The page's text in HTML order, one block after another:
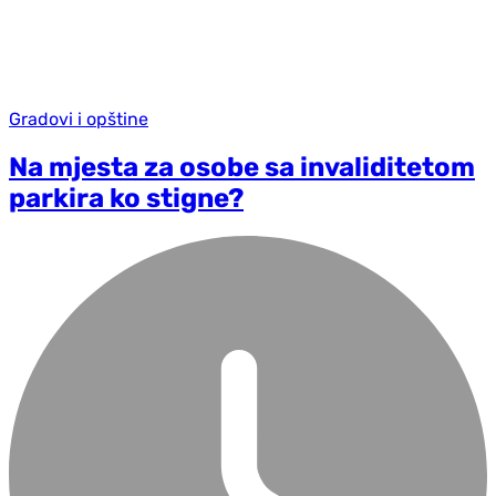
Gradovi i opštine
Na mjesta za osobe sa invaliditetom
parkira ko stigne?